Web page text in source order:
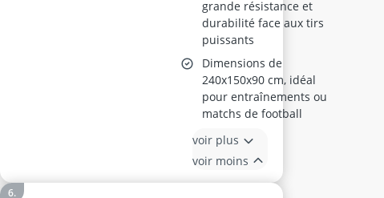
grande résistance et
durabilité face aux tirs
puissants
Dimensions de
240x150x90 cm, idéal
pour entraînements ou
matchs de football
voir plus
voir moins